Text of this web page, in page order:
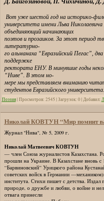
Вот уже шестой год на историко-
университета имени Льва
объединяющий начинающих
поэтов и прозаиков. За этот период
литературно-
го альманаха “Евразийский Пегас”,
поддержке
ректората ЕНУ. В минувшие годы
“Ниве”. В этом но-
мере мы представляем вниманию
студентов Евразийского университета.
Поэзия| Просмотров: 2545 | Загрузок: 0 | Добавил:
Николай КОВТУН “Мир помнит
Журнал "Нива", № 5, 2009 г.
Николай Матвеевич КОВТУН
— член Союза журналистов Казахстана.
прошли на Украине. В Казахстане вновь с
“Барвиновский” Урицкого района
советских войск в Германии
института. Стихи пишет с детства.
природе, о дружбе и любви, о войне и
отвага принесли